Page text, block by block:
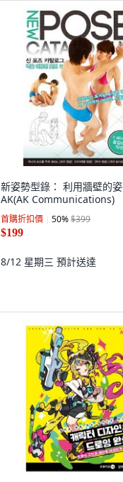
新姿勢型錄： 利用牆壁的
AK(AK Communications)
首購折扣價 50%$399
$199
8/12 星期三 預計送達